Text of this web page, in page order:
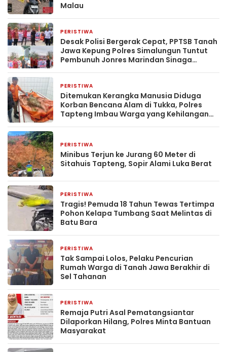
Malau
PERISTIWA
Desak Polisi Bergerak Cepat, PPTSB Tanah
Jawa Kepung Polres Simalungun Tuntut
Pembunuh Jonres Marindan Sinaga
PERISTIWA
Ditemukan Kerangka Manusia Diduga
Korban Bencana Alam di Tukka, Polres
Tapteng Imbau Warga yang Kehilangan
PERISTIWA
Minibus Terjun ke Jurang 60 Meter di
Sitahuis Tapteng, Sopir Alami Luka Berat
PERISTIWA
Tragis! Pemuda 18 Tahun Tewas Tertimpa
Pohon Kelapa Tumbang Saat Melintas di
Batu Bara
PERISTIWA
Tak Sampai Lolos, Pelaku Pencurian
Rumah Warga di Tanah Jawa Berakhir di
Sel Tahanan
PERISTIWA
Remaja Putri Asal Pematangsiantar
Dilaporkan Hilang, Polres Minta Bantuan
Masyarakat